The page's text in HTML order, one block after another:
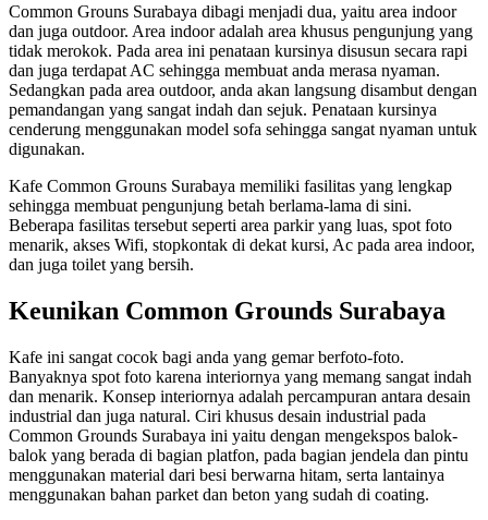
Common Grouns Surabaya dibagi menjadi dua, yaitu area indoor
dan juga outdoor. Area indoor adalah area khusus pengunjung yang
tidak merokok. Pada area ini penataan kursinya disusun secara rapi
dan juga terdapat AC sehingga membuat anda merasa nyaman.
Sedangkan pada area outdoor, anda akan langsung disambut dengan
pemandangan yang sangat indah dan sejuk. Penataan kursinya
cenderung menggunakan model sofa sehingga sangat nyaman untuk
digunakan.
Kafe Common Grouns Surabaya memiliki fasilitas yang lengkap
sehingga membuat pengunjung betah berlama-lama di sini.
Beberapa fasilitas tersebut seperti area parkir yang luas, spot foto
menarik, akses Wifi, stopkontak di dekat kursi, Ac pada area indoor,
dan juga toilet yang bersih.
Keunikan Common Grounds Surabaya
Kafe ini sangat cocok bagi anda yang gemar berfoto-foto.
Banyaknya spot foto karena interiornya yang memang sangat indah
dan menarik. Konsep interiornya adalah percampuran antara desain
industrial dan juga natural. Ciri khusus desain industrial pada
Common Grounds Surabaya ini yaitu dengan mengekspos balok-
balok yang berada di bagian platfon, pada bagian jendela dan pintu
menggunakan material dari besi berwarna hitam, serta lantainya
menggunakan bahan parket dan beton yang sudah di coating.